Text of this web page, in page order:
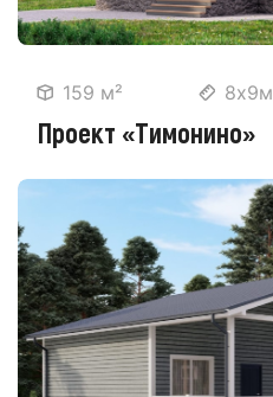
159 м² 8х9м
Проект «Тимонино»